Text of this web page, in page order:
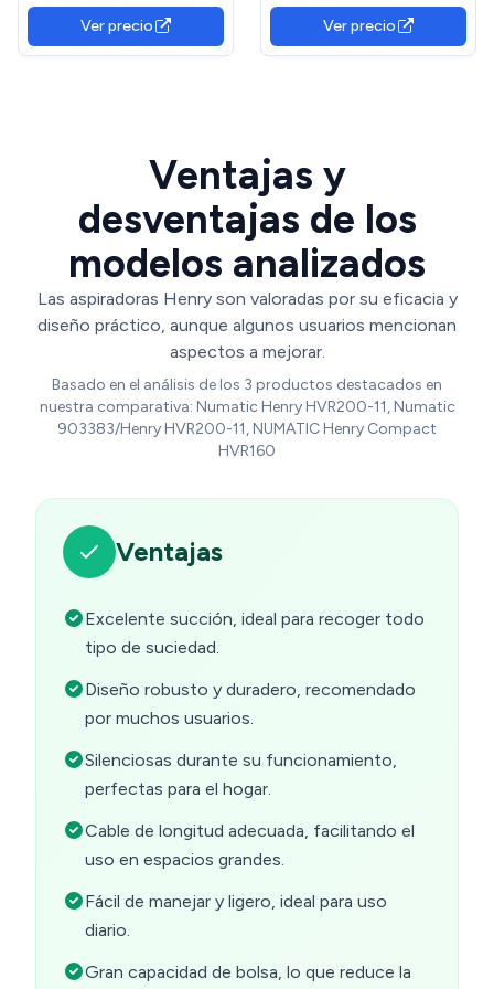
Ligero con Filtro EPA 10-
3L, 750W (LBB10P05A-
HB15)
Ver precio
L, HEPA)
Ver precio
Ventajas y
desventajas de los
modelos analizados
Las aspiradoras Henry son valoradas por su eficacia y
diseño práctico, aunque algunos usuarios mencionan
aspectos a mejorar.
Basado en el análisis de los 3 productos destacados en
nuestra comparativa: Numatic Henry HVR200-11, Numatic
903383/Henry HVR200-11, NUMATIC Henry Compact
HVR160
Ventajas
Excelente succión, ideal para recoger todo
tipo de suciedad.
Diseño robusto y duradero, recomendado
por muchos usuarios.
Silenciosas durante su funcionamiento,
perfectas para el hogar.
Cable de longitud adecuada, facilitando el
uso en espacios grandes.
Fácil de manejar y ligero, ideal para uso
diario.
Gran capacidad de bolsa, lo que reduce la